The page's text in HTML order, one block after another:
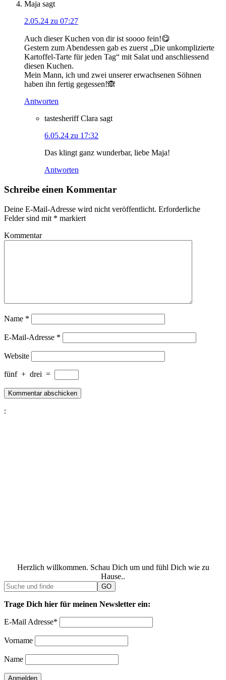
Maja sagt
2.05.24 zu 07:27
Auch dieser Kuchen von dir ist soooo fein!😋
Gestern zum Abendessen gab es zuerst „Die unkomplizierte
Kartoffel-Tarte für jeden Tag“ mit Salat und anschliessend
diesen Kuchen.
Mein Mann, ich und zwei unserer erwachsenen Söhnen
haben ihn fertig gegessen!🙈
Antworten
tastesheriff Clara sagt
6.05.24 zu 17:32
Das klingt ganz wunderbar, liebe Maja!
Antworten
Schreibe einen Kommentar
Deine E-Mail-Adresse wird nicht veröffentlicht. Erforderliche
Felder sind mit * markiert
Kommentar
Name *
E-Mail-Adresse *
Website
fünf + drei =
:
Herzlich willkommen. Schau Dich um und fühl Dich wie zu
Hause..
Trage Dich hier für meinen Newsletter ein:
E-Mail Adresse*
Vorname
Name